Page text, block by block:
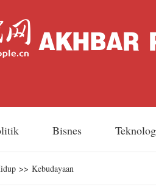
Bisnes
>> Kebudayaan